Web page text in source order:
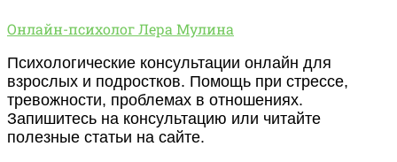
Онлайн-
Лера
Мулина
Онлайн-психолог Лера Мулина
Психологические консультации онлайн для
взрослых и подростков. Помощь при стрессе,
тревожности, проблемах в отношениях.
Запишитесь на консультацию или читайте
полезные статьи на сайте.